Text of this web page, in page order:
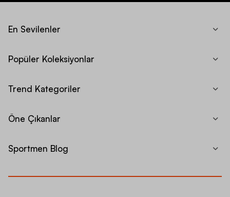
En Sevilenler
Popüler Koleksiyonlar
Trend Kategoriler
Öne Çıkanlar
Sportmen Blog